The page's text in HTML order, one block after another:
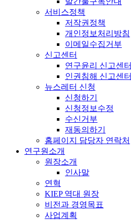
서비스정책
저작권정책
개인정보처리방침
이메일수집거부
신고센터
연구윤리 신고센터
인권침해 신고센터
뉴스레터 신청
신청하기
신청정보수정
수신거부
재동의하기
홈페이지 담당자 연락처
연구원소개
원장소개
인사말
연혁
KIEP 역대 원장
비전과 경영목표
사업계획